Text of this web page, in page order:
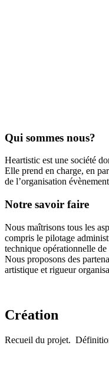
Qui sommes nous?
Heartistic est une société
Elle prend en charge, en
de l’organisation
Notre savoir faire
Nous maîtrisons tous les
compris le pilotage
technique opérationnelle de
Nous proposons des
artistique et rigueur
Création
Recueil du projet.